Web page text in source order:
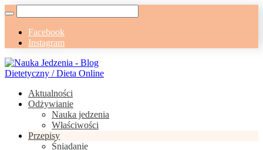
Facebook
Instagram
Aktualności
Odżywianie
Nauka jedzenia
Właściwości
Przepisy
Śniadanie